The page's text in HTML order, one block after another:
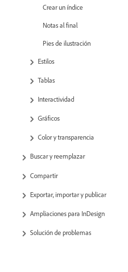
Crear un índice
Notas al final
Pies de ilustración
Estilos
Tablas
Interactividad
Gráficos
Color y transparencia
Buscar y reemplazar
Compartir
Exportar, importar y publicar
Ampliaciones para InDesign
Solución de problemas